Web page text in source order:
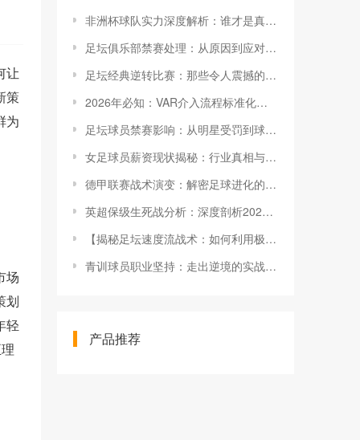
让
策
为
场
划
轻
非洲杯球队实力深度解析：谁才是真正的强者？
足坛俱乐部禁赛处理：从原因到应对策略，全面解析
足坛经典逆转比赛：那些令人震撼的瞬间
2026年必知：VAR介入流程标准化实战攻略揭秘
足坛球员禁赛影响：从明星受罚到球队崩盘
女足球员薪资现状揭秘：行业真相与未来趋势
德甲联赛战术演变：解密足球进化的秘密
英超保级生死战分析：深度剖析2026年大势
【揭秘足坛速度流战术：如何利用极速突破赢得比赛】
青训球员职业坚持：走出逆境的实战秘籍
产品推荐